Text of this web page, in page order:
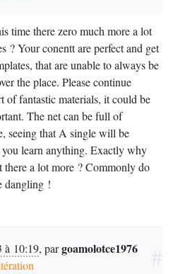
time there zero much more a lot
? Your conentt are perfect and get
that are unable to always be
the place. Please continue
of fantastic materials, it could be
The net can be full of
seeing that A single will be
learn anything. Exactly why
there a lot more ? Commonly do
dangling !
à 10:19, pargoamolotce1976